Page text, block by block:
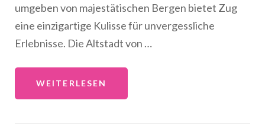
umgeben von majestätischen Bergen bietet Zug
eine einzigartige Kulisse für unvergessliche
Erlebnisse. Die Altstadt von …
WEITERLESEN